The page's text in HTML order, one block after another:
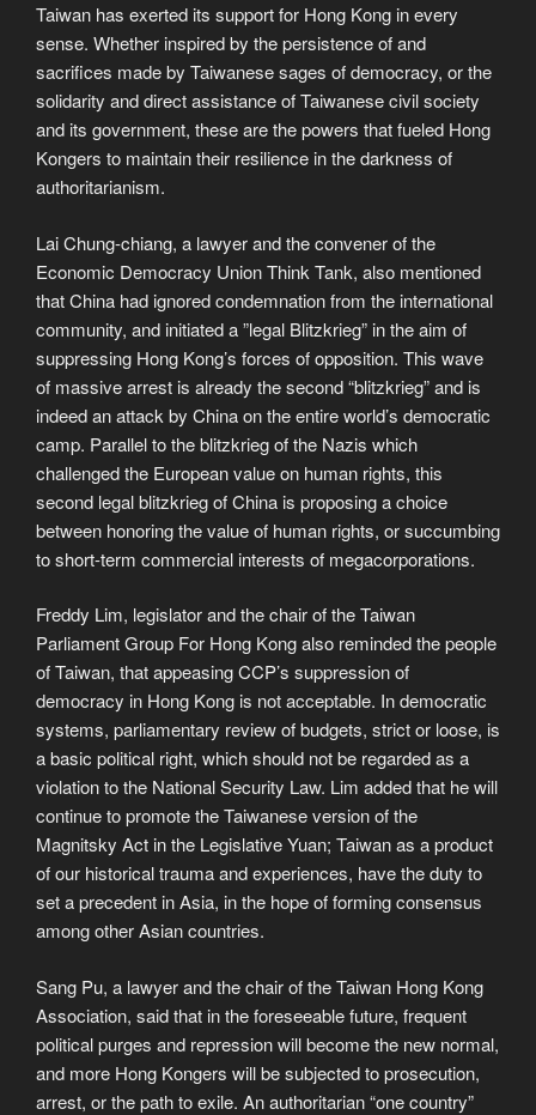
Taiwan has exerted its support for Hong Kong in every
sense. Whether inspired by the persistence of and
sacrifices made by Taiwanese sages of democracy, or the
solidarity and direct assistance of Taiwanese civil society
and its government, these are the powers that fueled Hong
Kongers to maintain their resilience in the darkness of
authoritarianism.
Lai Chung-chiang, a lawyer and the convener of the
Economic Democracy Union Think Tank, also mentioned
that China had ignored condemnation from the international
community, and initiated a ”legal Blitzkrieg” in the aim of
suppressing Hong Kong’s forces of opposition. This wave
of massive arrest is already the second “blitzkrieg” and is
indeed an attack by China on the entire world’s democratic
camp. Parallel to the blitzkrieg of the Nazis which
challenged the European value on human rights, this
second legal blitzkrieg of China is proposing a choice
between honoring the value of human rights, or succumbing
to short-term commercial interests of megacorporations.
Freddy Lim, legislator and the chair of the Taiwan
Parliament Group For Hong Kong also reminded the people
of Taiwan, that appeasing CCP’s suppression of
democracy in Hong Kong is not acceptable. In democratic
systems, parliamentary review of budgets, strict or loose, is
a basic political right, which should not be regarded as a
violation to the National Security Law. Lim added that he will
continue to promote the Taiwanese version of the
Magnitsky Act in the Legislative Yuan; Taiwan as a product
of our historical trauma and experiences, have the duty to
set a precedent in Asia, in the hope of forming consensus
among other Asian countries.
Sang Pu, a lawyer and the chair of the Taiwan Hong Kong
Association, said that in the foreseeable future, frequent
political purges and repression will become the new normal,
and more Hong Kongers will be subjected to prosecution,
arrest, or the path to exile. An authoritarian “one country”